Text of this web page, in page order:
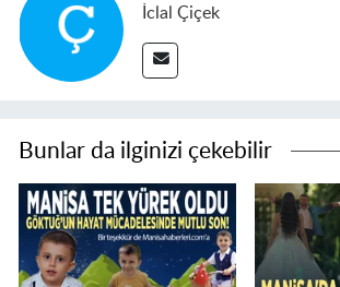
İclal Çiçek
Bunlar da ilginizi çekebilir